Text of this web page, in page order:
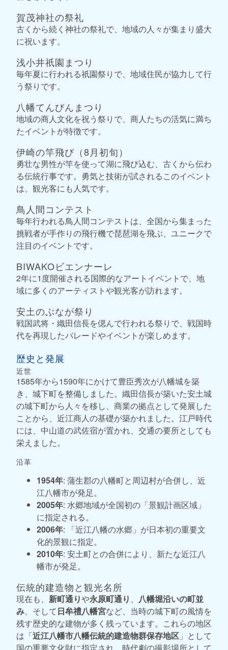
賀茂神社の祭礼
古くから続く神社の祭礼で、地域の人々が集まり盛大
に祝います。
浅小井祇園まつり
毎年夏に行われる祇園祭りで、地域住民が協力して行
う祭りです。
八幡てんびんまつり
地域の商人文化を祝う祭りで、商人たちの活気に満ち
たイベントが特徴です。
伊崎の竿飛び（8月初旬）
勇壮な男性が竿を使って湖に飛び込む、古くから伝わ
る伝統行事です。勇気と技術が試されるこのイベント
は、観光客にも人気です。
鳥人間コンテスト
毎年行われる鳥人間コンテストは、全国から集まった
挑戦者が手作りの飛行機で琵琶湖を飛ぶ、ユニークで
注目のイベントです。
BIWAKOビエンナーレ
2年に1度開催される国際的なアートイベントで、地
域に多くのアーティストや観光客が訪れます。
安土のぶなが祭り
戦国武将・織田信長を偲んで行われる祭りで、戦国時
代を再現したパレードやイベントが楽しめます。
歴史と発展
近世
1585年から1590年にかけて豊臣秀次が八幡城を築
き、城下町を整備しました。織田信長が築いた安土城
の城下町から人々を移し、商業の拠点として発展した
ことから、近江商人の基礎が築かれました。江戸時代
には、中山道の武佐宿が置かれ、交通の要所としても
栄えました。
沿革
1954年: 蒲生郡の八幡町と周辺村が合併し、近
江八幡市が発足。
2005年: 水郷地域が全国初の「景観計画区域」
に指定される。
2006年: 「近江八幡の水郷」が日本初の重要文
化的景観に指定。
2010年: 安土町との合併により、新たな近江八
幡市が発足。
伝統的建造物と観光名所
現在も、 新町通りや永原町通り 、 八幡堀沿いの町並
み、そして日牟禮八幡宮など、当時の城下町の風情を
残す歴史的な建物が多く残っています。これらの地区
は「近江八幡市八幡伝統的建造物群保存地区 」として
国の重要文化財に指定され、時代劇の撮影場所として